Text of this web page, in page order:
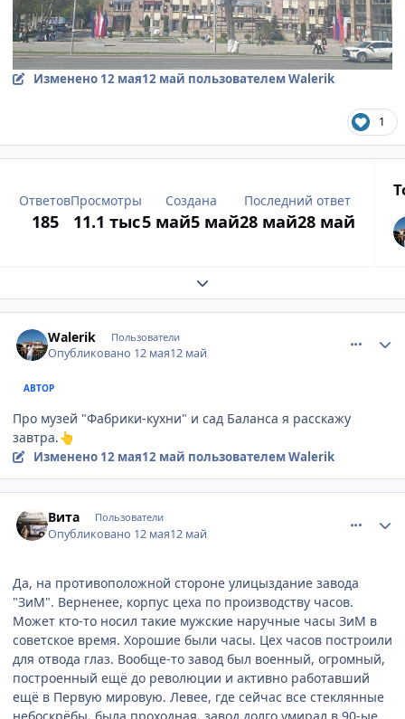
Изменено 12 мая12 май пользователем Walerik
1
Ответов
185
Просмотры
11.1 тыс
Создана
5 май5 май
Последний ответ
28 май28 май
Развернуть обзор темы
Walerik Пользователи
Опубликовано 12 мая12 май
АВТОР
Про музей "Фабрики-кухни" и сад Баланса я расскажу
завтра.👆
Изменено 12 мая12 май пользователем Walerik
Вита Пользователи
Опубликовано 12 мая12 май
Да, на противоположной стороне улицыздание завода
"ЗиМ". Верненее, корпус цеха по производству часов.
Может кто-то носил такие мужские наручные часы ЗиМ в
советское время. Хорошие были часы. Цех часов построили
для отвода глаз. Вообще-то завод был военный, огромный,
построенный ещё до революции и активно работавший
ещё в Первую мировую. Левее, где сейчас все стеклянные